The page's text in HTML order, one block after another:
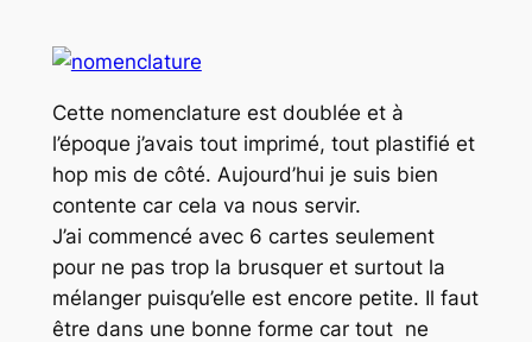
Cette nomenclature est doublée et à
l’époque j’avais tout imprimé, tout plastifié et
hop mis de côté. Aujourd’hui je suis bien
contente car cela va nous servir.
J’ai commencé avec 6 cartes seulement
pour ne pas trop la brusquer et surtout la
mélanger puisqu’elle est encore petite. Il faut
être dans une bonne forme car tout ne